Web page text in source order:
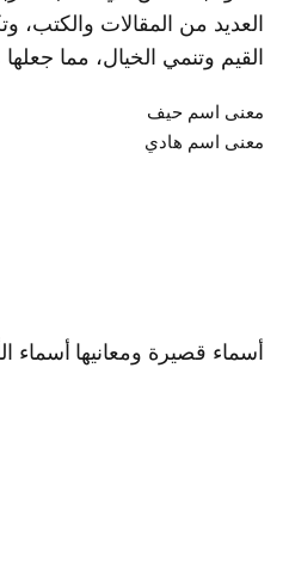
العديد من المقالات والكتب،
القيم وتنمي الخيال، مما
معنى اسم حيف
معنى اسم هادي
أسماء قصيرة ومعانيها أسماء